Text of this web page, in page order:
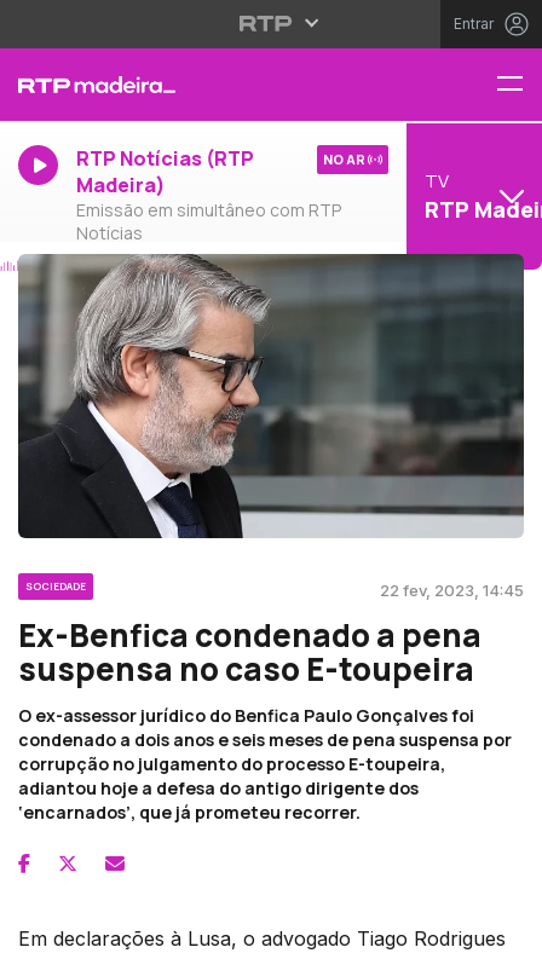
Entrar
RTP Notícias (RTP
Madeira)
Emissão em simultâneo com RTP
Notícias
NO AR
TV
RTP
SOCIEDADE 22 fev, 2023, 14:45
Ex-Benfica condenado a pena
suspensa no caso E-toupeira
O ex-assessor jurídico do Benfica Paulo Gonçalves foi
condenado a dois anos e seis meses de pena suspensa por
corrupção no julgamento do processo E-toupeira,
adiantou hoje a defesa do antigo dirigente dos
‘encarnados’, que já prometeu recorrer.
Em declarações à Lusa, o advogado Tiago Rodrigues